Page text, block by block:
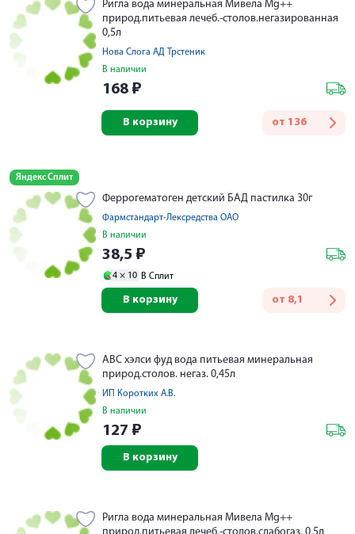
Ригла вода минеральная Мивела Mg++
природ.питьевая лечеб.-столов.негазированная
0,5л
Нова Слога AД Трстеник
В наличии
168 ₽
от 136
В корзину
Яндекс Сплит
Феррогематоген детский БАД пастилка 30г
Фармстандарт-Лексредства ОАО
В наличии
38,5 ₽
4 × 10 В Сплит
от 8,1
В корзину
АВС хэлси фуд вода питьевая минеральная
природ.столов. негаз. 0,45л
ИП Коротких А.В.
В наличии
127 ₽
В корзину
Ригла вода минеральная Мивела Mg++